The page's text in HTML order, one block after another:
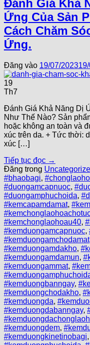
Đánh Giá Khả
Ứng Của Sản
Cách Chăm
Ứng.
Đăng vào 19/07/2023
19
Th7
Đánh Giá Khả Năng Dị
Như Thế Nào? Sản
hoặc không an toàn và
xúc trên da. + Tức thời:
xúc […]
Tiếp tục đọc →
Đăng trong
#bhaobagi,
#duongamcapnuoc,
#duongamphuchoida,
#kemcapamdamat,
#kemchonglaohoau40,
#kemduongamcapnuoc,
#kemduongamchodamat
#kemduongamdakho,
#kemduongamdamun,
#kemduongammat,
#kemduongbanngay,
#kemduongchodakho,
#kemduongda,
#kemduongdabanngay,
#kemduongdem,
#kemduongkinetinobagi,